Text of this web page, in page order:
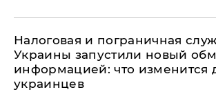
Налоговая и пограничная
Украины запустили новый
информацией: что изменится
украинцев